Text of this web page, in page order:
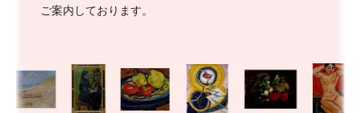
ご案内しております。